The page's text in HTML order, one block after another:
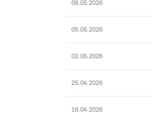
09.05.2026
05.05.2026
02.05.2026
25.04.2026
18.04.2026